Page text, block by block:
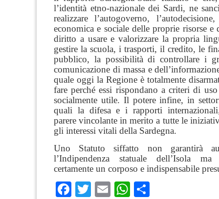
l’identità etno-nazionale dei Sardi, ne
realizzare l’autogoverno, l’autodecisione,
economica e sociale delle proprie risorse
diritto a usare e valorizzare la propria
gestire la scuola, i trasporti, il credito, le
pubblico, la possibilità di controllare i
comunicazione di massa e
quale oggi la Regione è totalmente
fare perché essi rispondano a criteri di
socialmente utile. Il potere infine, in
quali la difesa e i rapporti
parere vincolante in merito a tutte le
gli interessi vitali della Sardegna.
Uno Statuto siffatto non garantirà
l’Indipendenza statuale dell’Isola
certamente un corposo e indispensabile
Facebook
TwitterEmailWhatsApp